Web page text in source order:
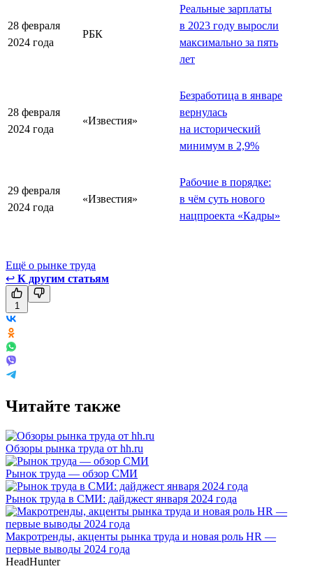
28 февраля
2024 года
РБК
Реальные зарплаты
в 2023 году выросли
максимально за пять
лет
28 февраля
2024 года
«Известия»
Безработица в январе
вернулась
на исторический
минимум в 2,9%
29 февраля
2024 года
«Известия»
Рабочие в порядке:
в чём суть нового
нацпроекта «Кадры»
Ещё о рынке труда
↩ К другим статьям
1
Читайте также
Обзоры рынка труда от hh.ru
Рынок труда — обзор СМИ
Рынок труда в СМИ: дайджест января 2024 года
Макротренды, акценты рынка труда и новая роль HR —
первые выводы 2024 года
HeadHunter